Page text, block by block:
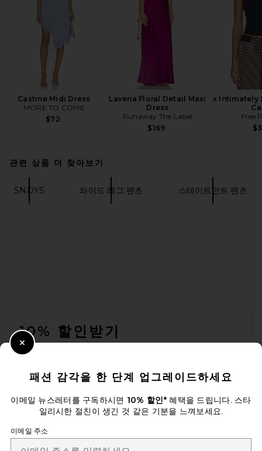
Castine Midi Dress
MORE TO COME
$72
Lavena Floral Detail Maxi
Dress
Runaway The Label
$169
x Intimately
Free
관련 상품 더 찾아보기
SNDYS 와이드 레그 팬츠 스테이트먼트 팬츠
10% 할인받기
이메일을 제출하여 뉴스레터를 구독하실 수 있습니다. 언제든지 수신 거
Email Address
Sign Up
패션 감각을 한 단계 업그레이드하세요
이메일 뉴스레터를 구독하시면 10% 할인*혜택을 드립니다. 스타
일리시한 절친이 생긴 것 같은 기분을 느껴보세요.
이메일 주소
Close Modal